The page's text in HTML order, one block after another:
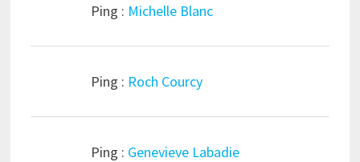
Ping : Michelle Blanc
Ping : Roch Courcy
Ping : Genevieve Labadie